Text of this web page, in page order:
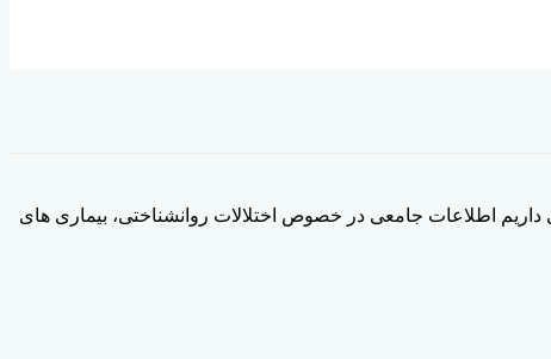
اطلاعات جامعی در خصوص اختلالات روانشناختی، بیماری های